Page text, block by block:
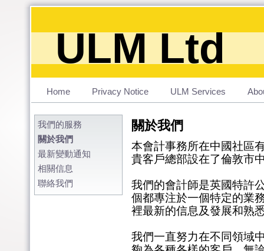
ULM Ltd
Home Privacy Notice ULM Services
我們的服務
關於我們
最新變動通知
相關信息
聯絡我們
關於我們
本會計事務所在中國社區
貴客戶總部設 在了倫敦市
我們的會計師是英國特許
個都專注於一個特定的業
裡最新的信息及發展和熟
我們一直努力在不同領域